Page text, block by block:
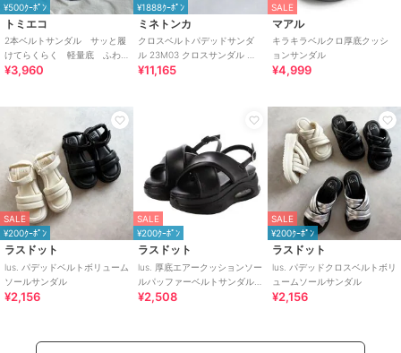
¥500ｸｰﾎﾟﾝ
トミエコ
2本ベルトサンダル サッと履
けてらくらく 軽量底 ふわ
ふわもちもちクッション
¥3,960
¥1888ｸｰﾎﾟﾝ
ミネトンカ
クロスベルトパデッドサンダ
ル 23M03 クロスサンダル パ
フィーサンダル 厚底
¥11,165
SALE
マアル
キラキラベルクロ厚底クッシ
ョンサンダル
¥4,999
SALE
¥200ｸｰﾎﾟﾝ
ラスドット
lus. パデッドベルトボリューム
ソールサンダル
¥2,156
SALE
¥200ｸｰﾎﾟﾝ
ラスドット
lus. 厚底エアークッションソー
ルパッファーベルトサンダル
レディース ふわふわ中敷
¥2,508
SALE
¥200ｸｰﾎﾟﾝ
ラスドット
lus. パデッドクロスベルトボリ
ュームソールサンダル
¥2,156